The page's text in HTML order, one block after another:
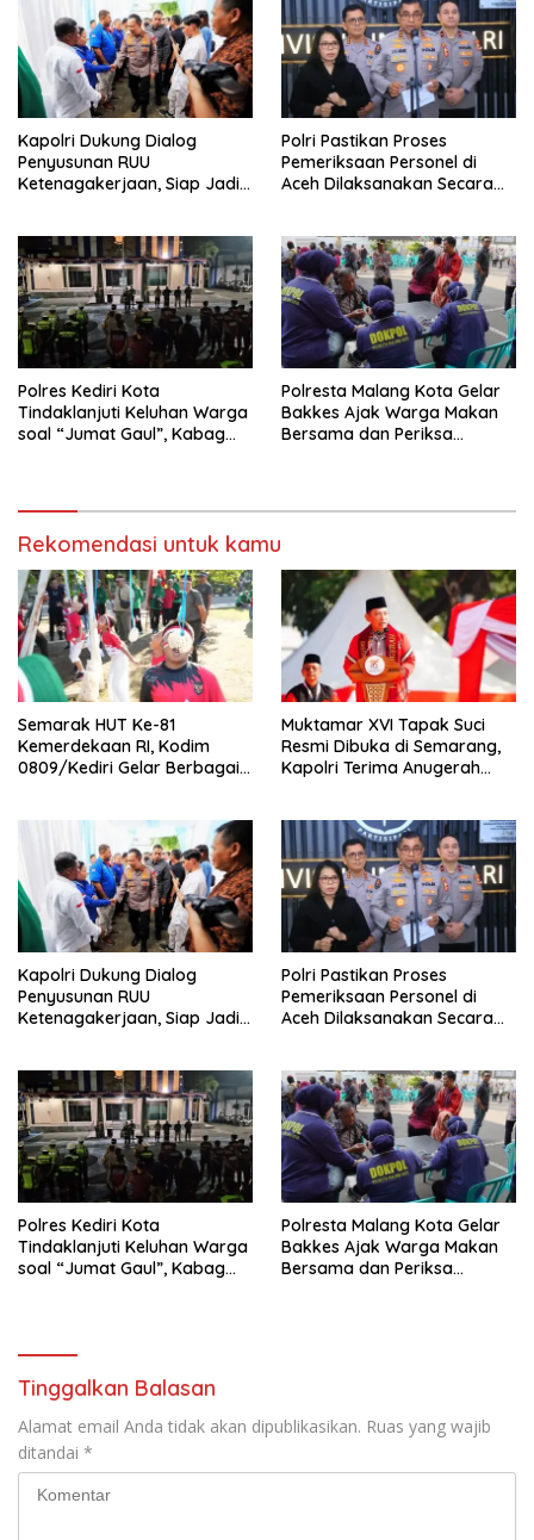
Kapolri Dukung Dialog
Penyusunan RUU
Ketenagakerjaan, Siap Jadi
Polri Pastikan Proses
Pemeriksaan Personel di
Aceh Dilaksanakan Secara
Polres Kediri Kota
Tindaklanjuti Keluhan Warga
soal “Jumat Gaul”, Kabag
Polresta Malang Kota Gelar
Bakkes Ajak Warga Makan
Bersama dan Periksa
Rekomendasi untuk kamu
Semarak HUT Ke-81
Kemerdekaan RI, Kodim
0809/Kediri Gelar Berbagai
Muktamar XVI Tapak Suci
Resmi Dibuka di Semarang,
Kapolri Terima Anugerah
Kapolri Dukung Dialog
Penyusunan RUU
Ketenagakerjaan, Siap Jadi
Polri Pastikan Proses
Pemeriksaan Personel di
Aceh Dilaksanakan Secara
Polres Kediri Kota
Tindaklanjuti Keluhan Warga
soal “Jumat Gaul”, Kabag
Polresta Malang Kota Gelar
Bakkes Ajak Warga Makan
Bersama dan Periksa
Tinggalkan Balasan
Alamat email Anda tidak akan dipublikasikan. Ruas yang wajib
ditandai *